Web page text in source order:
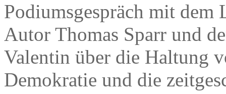
Podiumsgespräch mit dem
Autor Thomas Sparr und
Valentin über die Haltung
Demokratie und die